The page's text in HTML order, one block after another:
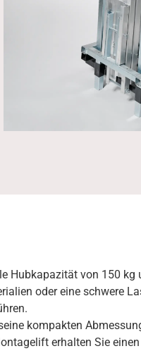
Hubkapazität von 150 kg
oder eine schwere
kompakten
erhalten Sie